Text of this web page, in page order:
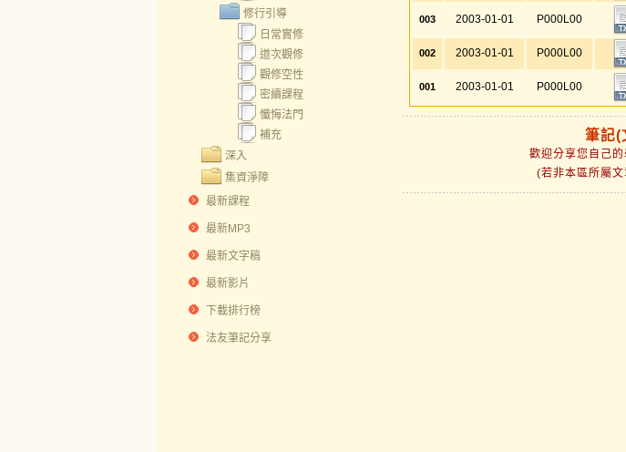
修行引導
日常實修
道次觀修
觀修空性
密續課程
懺悔法門
補充
深入
集資淨障
最新課程
最新MP3
最新文字稿
最新影片
下載排行榜
法友筆記分享
003 2003-01-01 P000L00
002 2003-01-01 P000L00
001 2003-01-01 P000L00
筆記(
歡迎分享您自己
(若非本區所屬